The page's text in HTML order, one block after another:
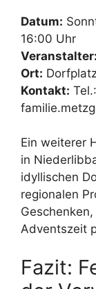
Datum:
16:00 Uhr
Veranstalter:
Ort:
Kontakt:
Ein weiterer
in
idyllischen
regionalen
Adventszeit
Fazit: